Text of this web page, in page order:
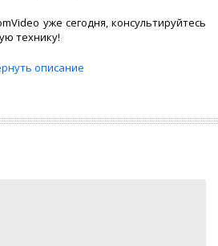
уже сегодня, консультируйтесь
технику!
описание